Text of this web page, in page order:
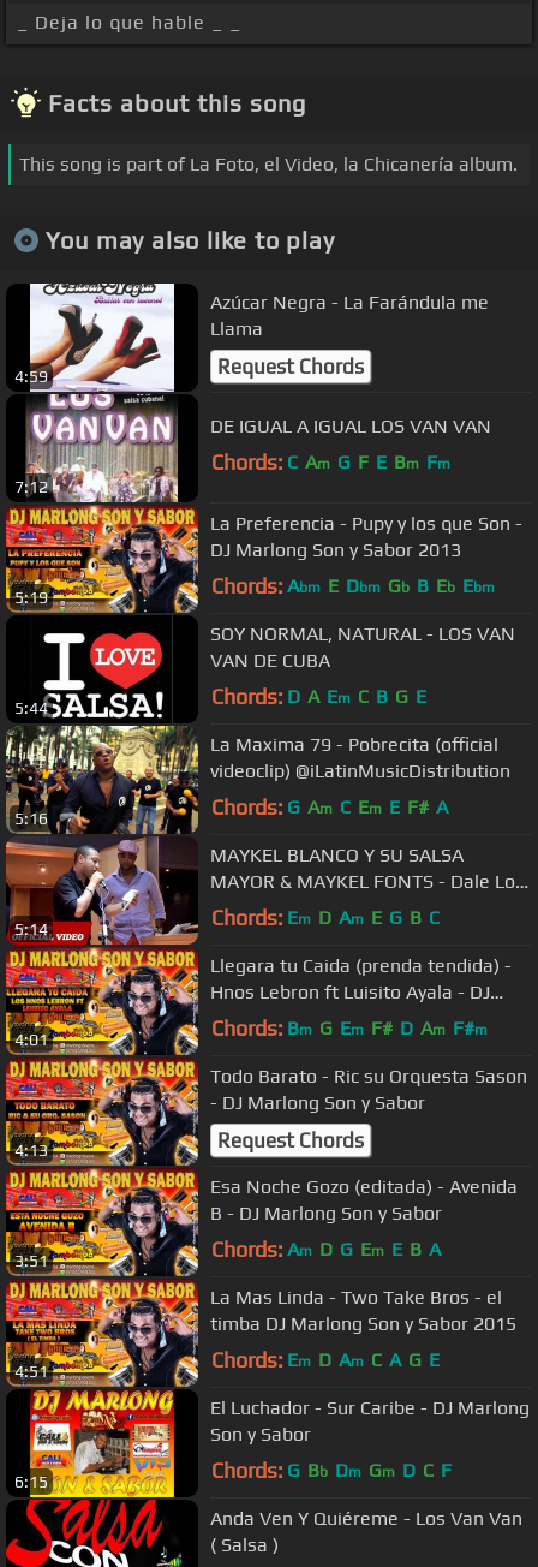
_ Deja lo que hable _ _
Facts about this song
This song is part of La Foto, el Video, la Chicanería album.
You may also like to play
4:59
Azúcar Negra - La Farándula me
Llama
Request Chords
7:12
DE IGUAL A IGUAL LOS VAN VAN
Chords: C Am G F E Bm Fm
5:19
La Preferencia - Pupy y los que Son -
DJ Marlong Son y Sabor 2013
Chords: Abm E Dbm Gb B Eb Ebm
5:44
SOY NORMAL, NATURAL - LOS VAN
VAN DE CUBA
Chords: D A Em C B G E
5:16
La Maxima 79 - Pobrecita (official
videoclip) @iLatinMusicDistribution
Chords: G Am C Em E F# A
5:14
MAYKEL BLANCO Y SU SALSA
MAYOR & MAYKEL FONTS - Dale Lo
Que Lleva (Official Video HD)
Chords: Em D Am E G B C
4:01
Llegara tu Caida (prenda tendida) -
Hnos Lebron ft Luisito Ayala - DJ
Marlong Son y Sabor
Chords: Bm G Em F# D Am F#m
4:13
Todo Barato - Ric su Orquesta Sason
- DJ Marlong Son y Sabor
Request Chords
3:51
Esa Noche Gozo (editada) - Avenida
B - DJ Marlong Son y Sabor
Chords: Am D G Em E B A
4:51
La Mas Linda - Two Take Bros - el
timba DJ Marlong Son y Sabor 2015
Chords: Em D Am C A G E
6:15
El Luchador - Sur Caribe - DJ Marlong
Son y Sabor
Chords: G Bb Dm Gm D C F
Anda Ven Y Quiéreme - Los Van Van
( Salsa )